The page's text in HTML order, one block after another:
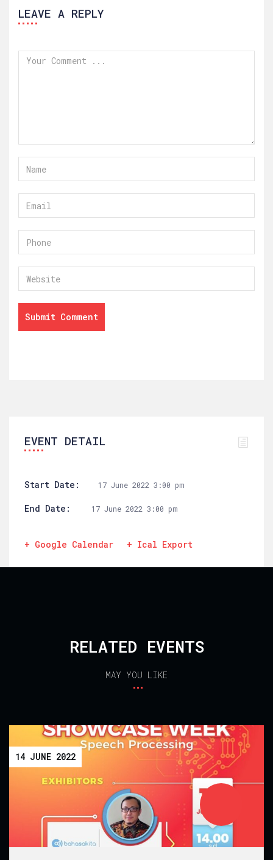
LEAVE A REPLY
EVENT DETAIL
Start Date: 17 June 2022 3:00 pm
End Date: 17 June 2022 3:00 pm
+ Google Calendar + Ical Export
RELATED EVENTS
MAY YOU LIKE
2022